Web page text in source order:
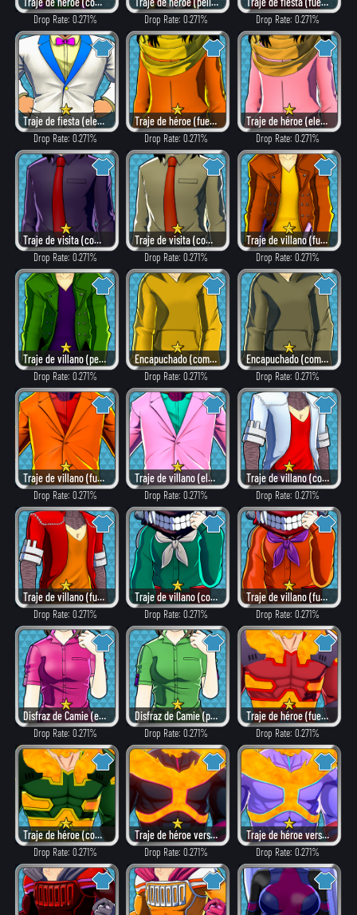
Drop Rate: 0.271% Drop Rate: 0.271% Drop Rate: 0.271%
Traje de fiesta (elegante)
Drop Rate: 0.271%
Traje de héroe (fuego)
Drop Rate: 0.271%
Traje de héroe (elegante)
Drop Rate: 0.271%
Traje de visita (como villano)
Drop Rate: 0.271%
Traje de visita (combate)
Drop Rate: 0.271%
Traje de villano (fuego)
Drop Rate: 0.271%
Traje de villano (peligroso)
Drop Rate: 0.271%
Encapuchado (como héroe)
Drop Rate: 0.271%
Encapuchado (combate)
Drop Rate: 0.271%
Traje de villano (fuego)
Drop Rate: 0.271%
Traje de villano (elegante)
Drop Rate: 0.271%
Traje de villano (como héroe)
Drop Rate: 0.271%
Traje de villano (fuego)
Drop Rate: 0.271%
Traje de villano (como héroe)
Drop Rate: 0.271%
Traje de villano (fuego)
Drop Rate: 0.271%
Disfraz de Camie (elegante)
Drop Rate: 0.271%
Disfraz de Camie (peligroso)
Drop Rate: 0.271%
Traje de héroe (fuego)
Drop Rate: 0.271%
Traje de héroe (combate)
Drop Rate: 0.271%
Traje de héroe versión: α (como villano)
Drop Rate: 0.271%
Traje de héroe versión: α (elegante)
Drop Rate: 0.271%